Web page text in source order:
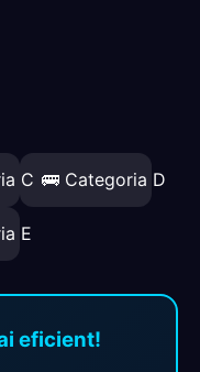
C 🚌 Categoria D
E
eficient!